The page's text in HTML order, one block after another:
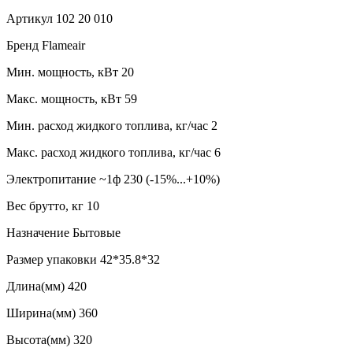
Артикул 102 20 010
Бренд Flameair
Мин. мощность, кВт 20
Макс. мощность, кВт 59
Мин. расход жидкого топлива, кг/час 2
Макс. расход жидкого топлива, кг/час 6
Электропитание ~1ф 230 (-15%...+10%)
Вес брутто, кг 10
Назначение Бытовые
Размер упаковки 42*35.8*32
Длина(мм) 420
Ширина(мм) 360
Высота(мм) 320